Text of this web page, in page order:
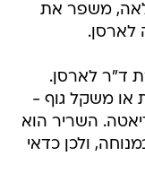
משפר את
לארסן.
ד"ר לארסן.
או משקל גוף -
השריר הוא
ולכן כדאי